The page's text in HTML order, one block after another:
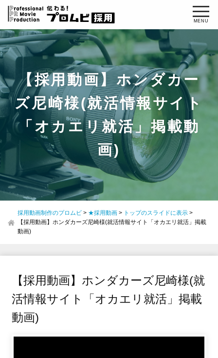
【採用動画】ホンダカー
ズ尼崎様(就活情報サイト
「オカエリ就活」掲載動
画)
採用動画制作のプロムビ > ★採用動画 > トップのスライドに表示 >
【採用動画】ホンダカーズ尼崎様(就活情報サイト「オカエリ就活」掲載
動画)
【採用動画】ホンダカーズ尼崎様(就
活情報サイト「オカエリ就活」掲載
動画)